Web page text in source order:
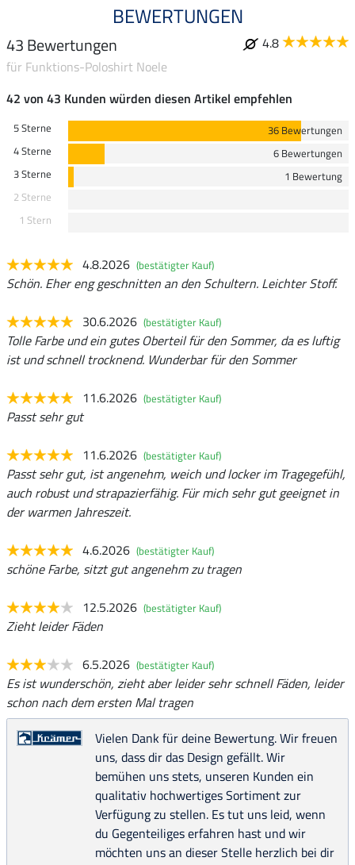
BEWERTUNGEN
43 Bewertungen
4.8
für Funktions-Poloshirt Noele
42 von 43 Kunden würden diesen Artikel empfehlen
5 Sterne
36 Bewertungen
4 Sterne
6 Bewertungen
3 Sterne
1 Bewertung
2 Sterne
1 Stern
4.8.2026 (bestätigter Kauf)
Schön. Eher eng geschnitten an den Schultern. Leichter Stoff.
30.6.2026 (bestätigter Kauf)
Tolle Farbe und ein gutes Oberteil für den Sommer, da es luftig
ist und schnell trocknend. Wunderbar für den Sommer
11.6.2026 (bestätigter Kauf)
Passt sehr gut
11.6.2026 (bestätigter Kauf)
Passt sehr gut, ist angenehm, weich und locker im Tragegefühl,
auch robust und strapazierfähig. Für mich sehr gut geeignet in
der warmen Jahreszeit.
4.6.2026 (bestätigter Kauf)
schöne Farbe, sitzt gut angenehm zu tragen
12.5.2026 (bestätigter Kauf)
Zieht leider Fäden
6.5.2026 (bestätigter Kauf)
Es ist wunderschön, zieht aber leider sehr schnell Fäden, leider
schon nach dem ersten Mal tragen
Vielen Dank für deine Bewertung. Wir freuen
uns, dass dir das Design gefällt. Wir
bemühen uns stets, unseren Kunden ein
qualitativ hochwertiges Sortiment zur
Verfügung zu stellen. Es tut uns leid, wenn
du Gegenteiliges erfahren hast und wir
möchten uns an dieser Stelle herzlich bei dir